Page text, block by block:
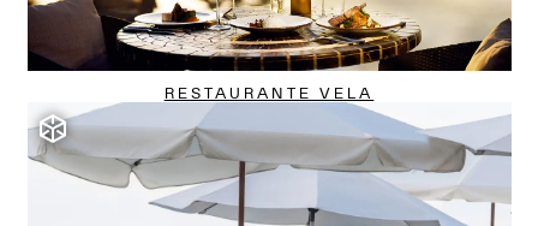
RESTAURANTE VELA